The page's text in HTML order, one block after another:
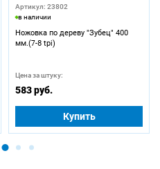
Артикул: 23802
в наличии
Ножовка по дереву "Зубец" 400
мм.(7-8 tpi)
Цена за штуку:
583 руб.
Купить